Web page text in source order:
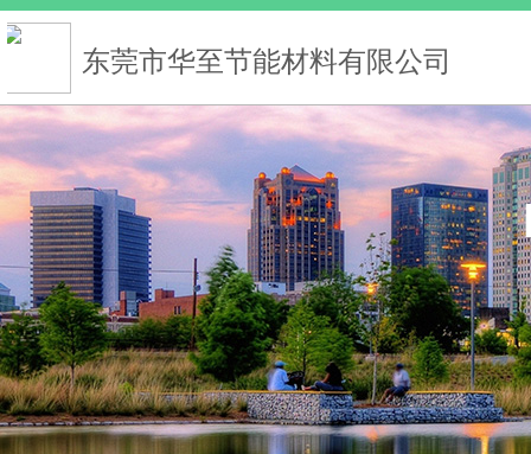
东莞市华至节能材料有限公司